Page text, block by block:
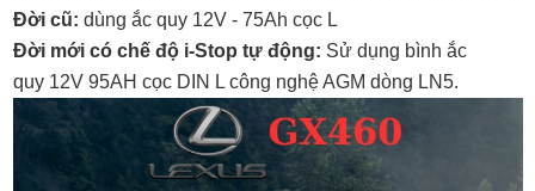
Đời cũ: dùng ắc quy 12V - 75Ah cọc L
Đời mới có chế độ i-Stop tự động: Sử dụng bình ắc
quy 12V 95AH cọc DIN L công nghệ AGM dòng LN5.